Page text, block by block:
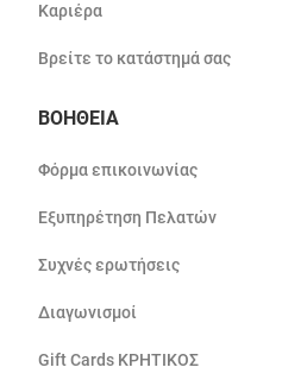
Καριέρα
Βρείτε το κατάστημά σας
ΒΟΗΘΕΙΑ
Φόρμα επικοινωνίας
Εξυπηρέτηση Πελατών
Συχνές ερωτήσεις
Διαγωνισμοί
Gift Cards ΚΡΗΤΙΚΟΣ